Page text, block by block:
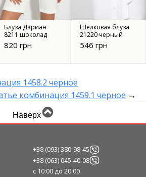
Блуза Дариан
8211 шоколад
820 грн
Шелковая блуза
21220 черный
546 грн
1458.2 черное
комбинация 1459.1 черное →
Наверх
+38 (093) 380-98-45
+38 (063) 045-40-08
с 10:00 до 20:00